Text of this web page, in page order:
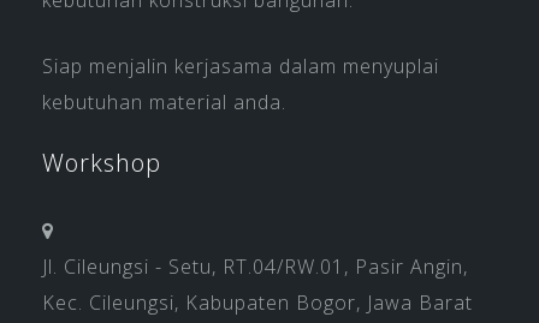
Siap menjalin kerjasama dalam menyuplai
kebutuhan material anda.
Workshop
Jl. Cileungsi - Setu, RT.04/RW.01, Pasir Angin,
Kec. Cileungsi, Kabupaten Bogor, Jawa Barat